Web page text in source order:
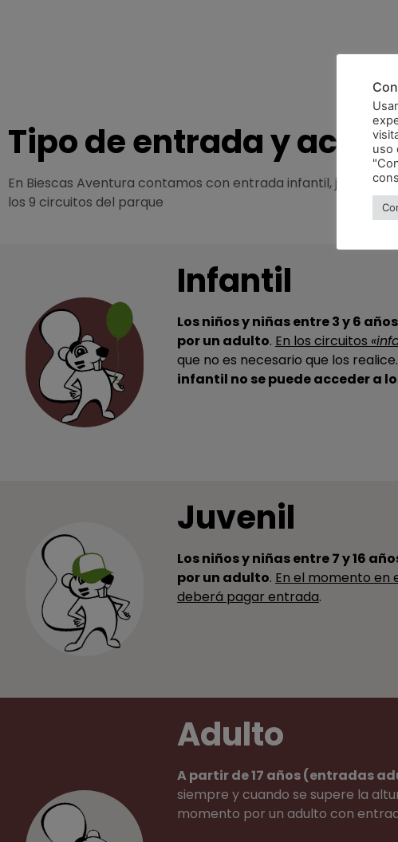
Tipo de entrada y
En Biescas Aventura contamos con entrada infantil, juvenil y
los 9 circuitos del parque
Infantil
Los niños y niñas entre 3 y 6
por un adulto. En los circuitos
que no es necesario que los
infantil no se puede acceder a
Juvenil
Los niños y niñas entre 7 y 16
por un adulto. En el momento en
deberá pagar entrada.
Adulto
A partir de 17 años (entradas
siempre y cuando se supere la
momento por un adulto con
uso